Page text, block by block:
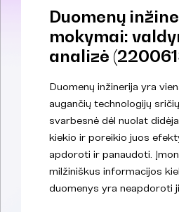
Duomenų
mokymai:
analizė
Duomenų inžinerija yra
augančių technologijų
svarbesnė dėl nuolat
kiekio ir poreikio juos
apdoroti ir panaudoti.
milžiniškus informacijos
duomenys yra neapdoroti